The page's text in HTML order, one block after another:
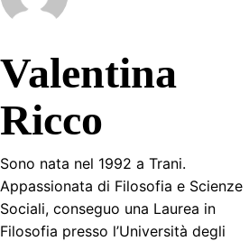
Valentina
Ricco
Sono nata nel 1992 a Trani.
Appassionata di Filosofia e Scienze
Sociali, conseguo una Laurea in
Filosofia presso l’Università degli